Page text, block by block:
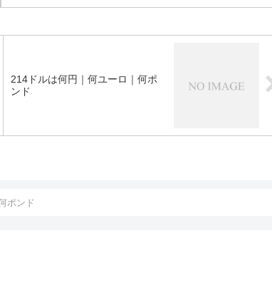
214ドルは何円｜何ユーロ｜何ポ
ンド
ポンド